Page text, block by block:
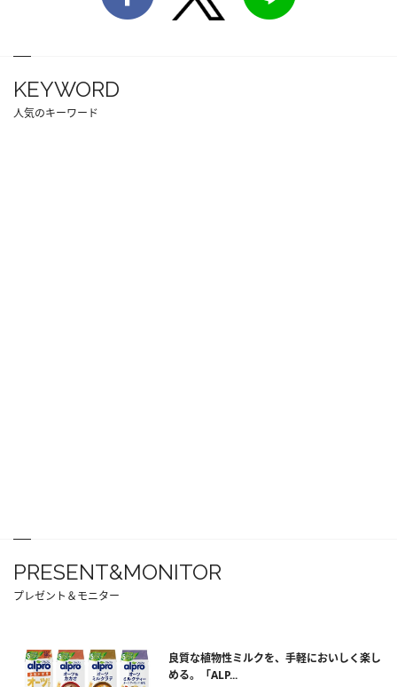
KEYWORD
人気のキーワード
PRESENT&MONITOR
プレゼント＆モニター
良質な植物性ミルクを、手軽においしく楽し
める。「ALP...